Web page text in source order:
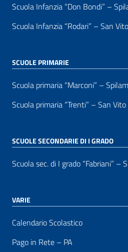
Scuola Infanzia “Don Bondi” –
Scuola Infanzia “Rodari” – San Vito
SCUOLE PRIMARIE
Scuola primaria “Marconi” –
Scuola primaria “Trenti” – San Vito
SCUOLE SECONDARIE DI I GRADO
Scuola sec. di I grado “Fabriani” –
VARIE
Calendario Scolastico
Pago in Rete – PA